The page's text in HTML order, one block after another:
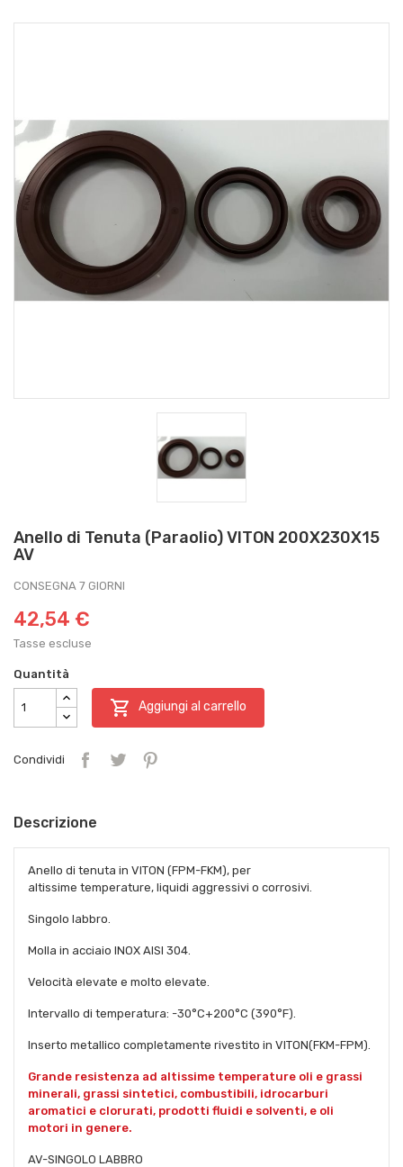
Anello di Tenuta (Paraolio) VITON 200X230X15
AV
CONSEGNA 7 GIORNI
42,54 €
Tasse escluse
Quantità
 Aggiungi al carrello
Condividi
Descrizione
Anello di tenuta in VITON (FPM-FKM), per
altissime temperature, liquidi aggressivi o corrosivi.
Singolo labbro.
Molla in acciaio INOX AISI 304.
Velocità elevate e molto elevate.
Intervallo di temperatura: -30°C+200°C (390°F).
Inserto metallico completamente rivestito in VITON(FKM-FPM).
Grande resistenza ad altissime temperature oli e grassi
minerali, grassi sintetici, combustibili, idrocarburi
aromatici e clorurati, prodotti fluidi e solventi, e oli
motori in genere.
AV-SINGOLO LABBRO